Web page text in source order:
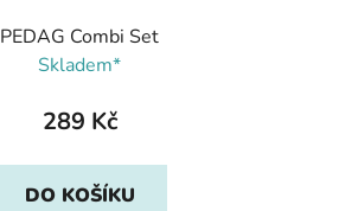
PEDAG Combi Set
Skladem*
289 Kč
DO KOŠÍKU